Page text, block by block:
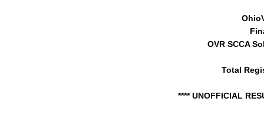
OVR SCCA
Total
**** UNOFFICIAL